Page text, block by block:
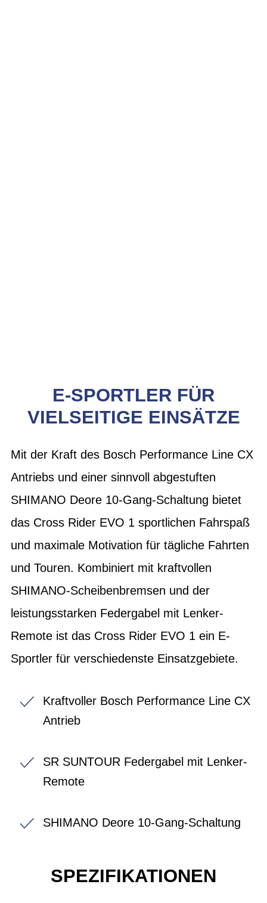
E-SPORTLER FÜR
VIELSEITIGE EINSÄTZE
Mit der Kraft des Bosch Performance Line CX
Antriebs und einer sinnvoll abgestuften
SHIMANO Deore 10-Gang-Schaltung bietet
das Cross Rider EVO 1 sportlichen Fahrspaß
und maximale Motivation für tägliche Fahrten
und Touren. Kombiniert mit kraftvollen
SHIMANO-Scheibenbremsen und der
leistungsstarken Federgabel mit Lenker-
Remote ist das Cross Rider EVO 1 ein E-
Sportler für verschiedenste Einsatzgebiete.
Kraftvoller Bosch Performance Line CX
Antrieb
SR SUNTOUR Federgabel mit Lenker-
Remote
SHIMANO Deore 10-Gang-Schaltung
SPEZIFIKATIONEN